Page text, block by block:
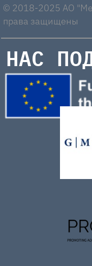
© 2018-2025 AO
права защищены
НАС